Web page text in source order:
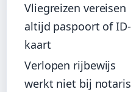
Vliegreizen vereisen
altijd paspoort of ID-
kaart
Verlopen rijbewijs
werkt niet bij notaris